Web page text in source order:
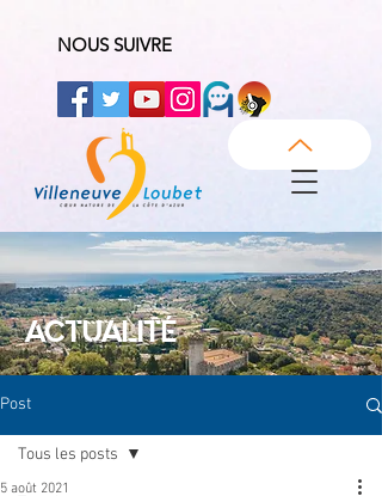
NOUS SUIVRE
ACTUALITÉ
Post
Tous les posts
5 août 2021